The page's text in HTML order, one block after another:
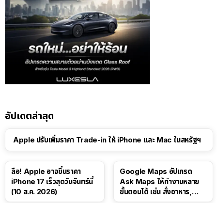
อัปเดตล่าสุด
Apple ปรับเพิ่มราคา Trade-in ให้ iPhone และ Mac ในสหรัฐฯ
ลือ! Apple อาจขึ้นราคา
iPhone 17 เร็วสุดวันจันทร์นี้
(10 ส.ค. 2026)
Google Maps อัปเกรด
Ask Maps ให้ทำงานหลาย
ขั้นตอนได้ เช่น สั่งอาหาร,